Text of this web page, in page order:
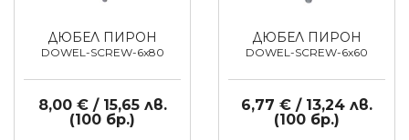
ДЮБЕЛ ПИРОН
DOWEL-SCREW-6x80
8,00 € / 15,65 лв.
(100 бр.)
ДЮБЕЛ ПИРОН
DOWEL-SCREW-6x60
6,77 € / 13,24 лв.
(100 бр.)